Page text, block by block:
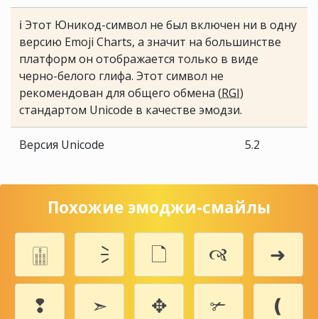
ℹ Этот Юникод-символ не был включен ни в одну
версию Emoji Charts, а значит на большинстве
платформ он отображается только в виде
черно-белого глифа. Этот символ не
рекомендован для общего обмена (RGI)
стандартом Unicode в качестве эмодзи.
Версия Unicode 5.2
Похожие эмоджи-смайлы
🀖 🗦 🗋 🙣
➜
❢
➣ ✥ ✃
❪